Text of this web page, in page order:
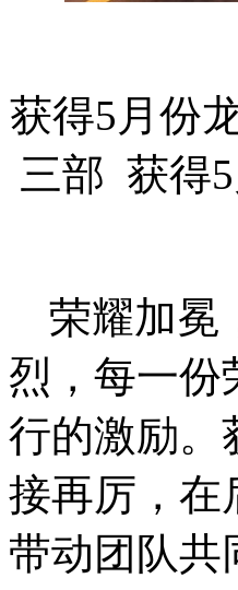
获得5月份
三部 获得
荣耀加冕
烈，每一份
行的激励。
接再厉，在
带动团队共